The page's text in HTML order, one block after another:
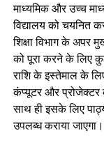
माध्यमिक और उच्च
विद्यालय को चयनित
शिक्षा विभाग के अपर
को पूरा करने के लिए
राशि के इस्तेमाल के
कंप्यूटर और प्रोजेक्टर
साथ ही इसके लिए
उपलब्ध कराया जाएगा।